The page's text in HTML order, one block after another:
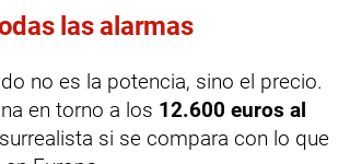
las alarmas
no es la potencia, sino el precio.
en torno a los 12.600 euros al
si se compara con lo que